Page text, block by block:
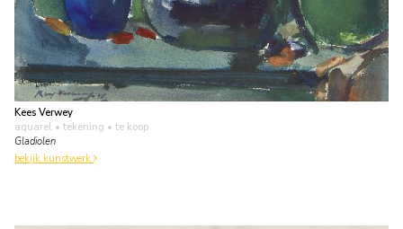
Kees Verwey
aquarel • tekening • te koop
Gladiolen
bekijk kunstwerk